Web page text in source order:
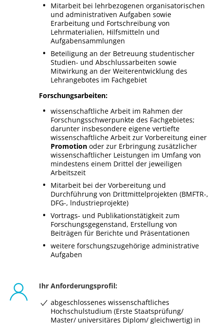
Mitarbeit bei lehrbezogenen organisatorischen
und administrativen Aufgaben sowie
Erarbeitung und Fortschreibung von
Lehrmaterialien, Hilfsmitteln und
Aufgabensammlungen
Beteiligung an der Betreuung studentischer
Studien- und Abschlussarbeiten sowie
Mitwirkung an der Weiterentwicklung des
Lehrangebotes im Fachgebiet
Forschungsarbeiten:
wissenschaftliche Arbeit im Rahmen der
Forschungsschwerpunkte des Fachgebietes;
darunter insbesondere eigene vertiefte
wissenschaftliche Arbeit zur Vorbereitung einer
Promotionoder zur Erbringung zusätzlicher
wissenschaftlicher Leistungen im Umfang von
mindestens einem Drittel der jeweiligen
Arbeitszeit
Mitarbeit bei der Vorbereitung und
Durchführung von Drittmittelprojekten (BMFTR-,
DFG-, lndustrieprojekte)
Vortrags- und Publikationstätigkeit zum
Forschungsgegenstand, Erstellung von
Beiträgen für Berichte und Präsentationen
weitere forschungszugehörige administrative
Aufgaben
Ihr Anforderungsprofil:
abgeschlossenes wissenschaftliches
Hochschulstudium (Erste Staatsprüfung/
Master/ universitäres Diplom/ gleichwertig) in